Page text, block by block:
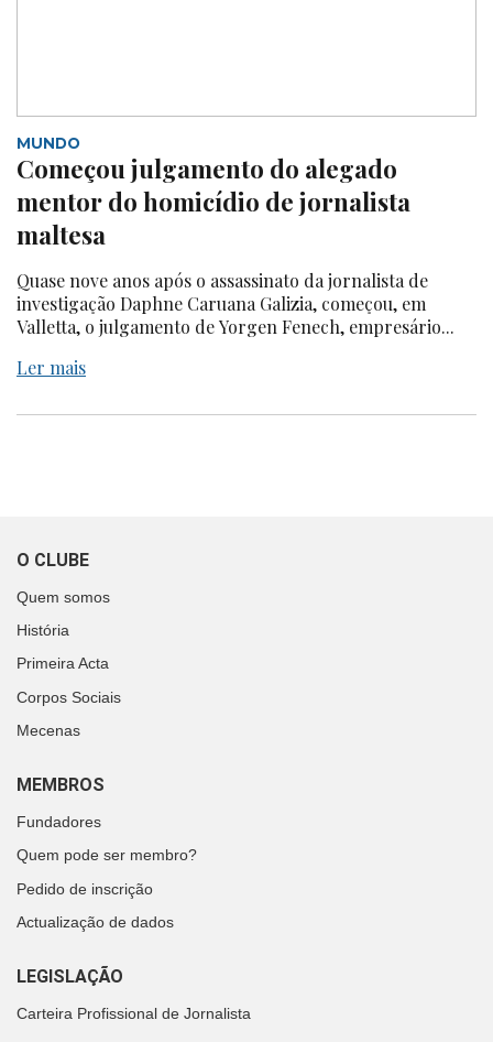
MUNDO
Começou julgamento do alegado
mentor do homicídio de jornalista
maltesa
Quase nove anos após o assassinato da jornalista de
investigação Daphne Caruana Galizia, começou, em
Valletta, o julgamento de Yorgen Fenech, empresário...
Ler mais
O CLUBE
Quem somos
História
Primeira Acta
Corpos Sociais
Mecenas
MEMBROS
Fundadores
Quem pode ser membro?
Pedido de inscrição
Actualização de dados
LEGISLAÇÃO
Carteira Profissional de Jornalista